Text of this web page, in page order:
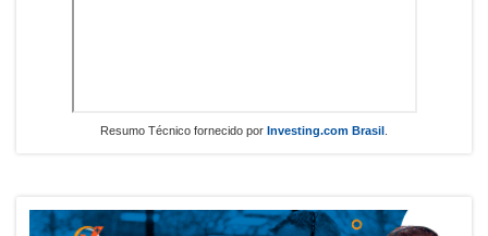
Resumo Técnico fornecido por Investing.com Brasil